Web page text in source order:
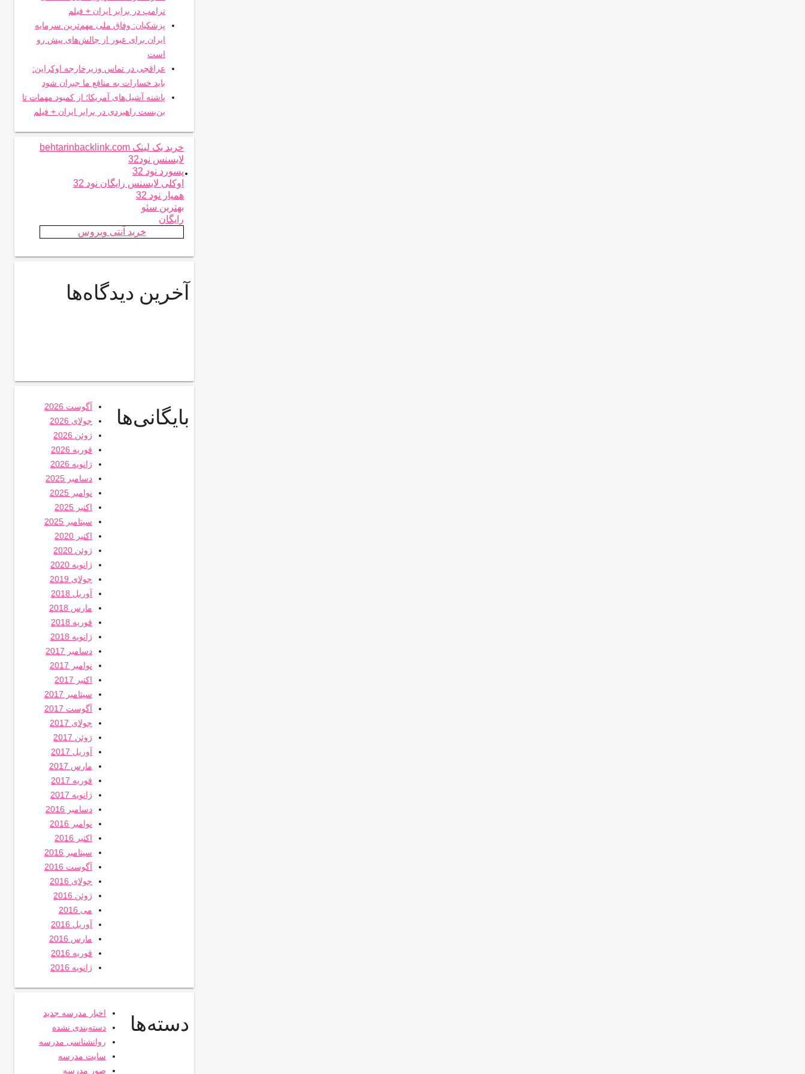
ترامپ در برابر ایران + فیلم
پزشکیان: وفاق ملی مهم‌ترین سرمایه
ایران برای عبور از چالش‌های پیش رو
است
عراقچی در تماس وزیرخارجه اوکراین:
باید خسارات به منافع ما جبران شود
پاشنه آشیل‌های آمریکا؛ از کمبود مهمات تا
بن‌بست راهبردی در برابر ایران + فیلم
.
خرید بک لینک behtarinbacklink.com
لایسنس نود32
پسورد نود 32
اوکلی لایسنس رایگان نود 32
همیار نود 32
بهترین سئو
رایگان
خرید آنتی ویروس
آخرین دیدگاه‌ها
بایگانی‌ها
آگوست 2026
جولای 2026
ژوئن 2026
فوریه 2026
ژانویه 2026
دسامبر 2025
نوامبر 2025
اکتبر 2025
سپتامبر 2025
اکتبر 2020
ژوئن 2020
ژانویه 2020
جولای 2019
آوریل 2018
مارس 2018
فوریه 2018
ژانویه 2018
دسامبر 2017
نوامبر 2017
اکتبر 2017
سپتامبر 2017
آگوست 2017
جولای 2017
ژوئن 2017
آوریل 2017
مارس 2017
فوریه 2017
ژانویه 2017
دسامبر 2016
نوامبر 2016
اکتبر 2016
سپتامبر 2016
آگوست 2016
جولای 2016
ژوئن 2016
می 2016
آوریل 2016
مارس 2016
فوریه 2016
ژانویه 2016
دسته‌ها
اخبار مدرسه جدید
دسته‌بندی نشده
روانشناسی مدرسه
سایت مدرسه
صور مدرسه